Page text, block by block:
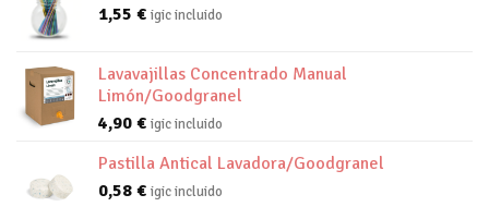
1,55 € igic incluido
Lavavajillas Concentrado Manual
Limón/Goodgranel
4,90 € igic incluido
Pastilla Antical Lavadora/Goodgranel
0,58 € igic incluido